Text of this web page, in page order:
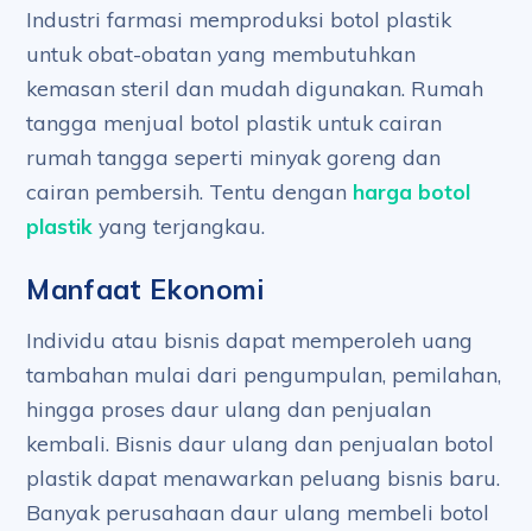
Industri farmasi memproduksi botol plastik
untuk obat-obatan yang membutuhkan
kemasan steril dan mudah digunakan. Rumah
tangga menjual botol plastik untuk cairan
rumah tangga seperti minyak goreng dan
cairan pembersih. Tentu dengan harga botol
plastik yang terjangkau.
Manfaat Ekonomi
Individu atau bisnis dapat memperoleh uang
tambahan mulai dari pengumpulan, pemilahan,
hingga proses daur ulang dan penjualan
kembali. Bisnis daur ulang dan penjualan botol
plastik dapat menawarkan peluang bisnis baru.
Banyak perusahaan daur ulang membeli botol